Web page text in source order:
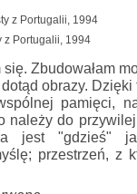
z Portugalii, 1994
Zbudowałam
obrazy. Dzięki
pamięci,
należy do
jest "gdzieś"
przestrzeń, z